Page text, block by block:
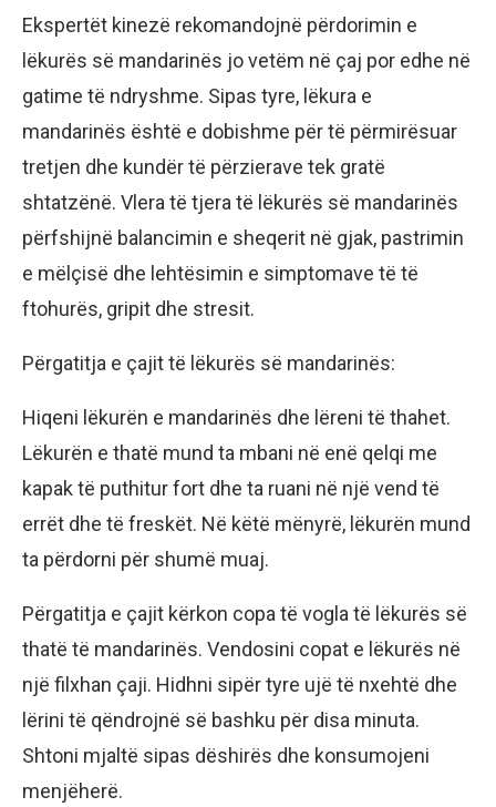
Ekspertët kinezë rekomandojnë përdorimin e
lëkurës së mandarinës jo vetëm në çaj por edhe në
gatime të ndryshme. Sipas tyre, lëkura e
mandarinës është e dobishme për të përmirësuar
tretjen dhe kundër të përzierave tek gratë
shtatzënë. Vlera të tjera të lëkurës së mandarinës
përfshijnë balancimin e sheqerit në gjak, pastrimin
e mëlçisë dhe lehtësimin e simptomave të të
ftohurës, gripit dhe stresit.
Përgatitja e çajit të lëkurës së mandarinës:
Hiqeni lëkurën e mandarinës dhe lëreni të thahet.
Lëkurën e thatë mund ta mbani në enë qelqi me
kapak të puthitur fort dhe ta ruani në një vend të
errët dhe të freskët. Në këtë mënyrë, lëkurën mund
ta përdorni për shumë muaj.
Përgatitja e çajit kërkon copa të vogla të lëkurës së
thatë të mandarinës. Vendosini copat e lëkurës në
një filxhan çaji. Hidhni sipër tyre ujë të nxehtë dhe
lërini të qëndrojnë së bashku për disa minuta.
Shtoni mjaltë sipas dëshirës dhe konsumojeni
menjëherë.